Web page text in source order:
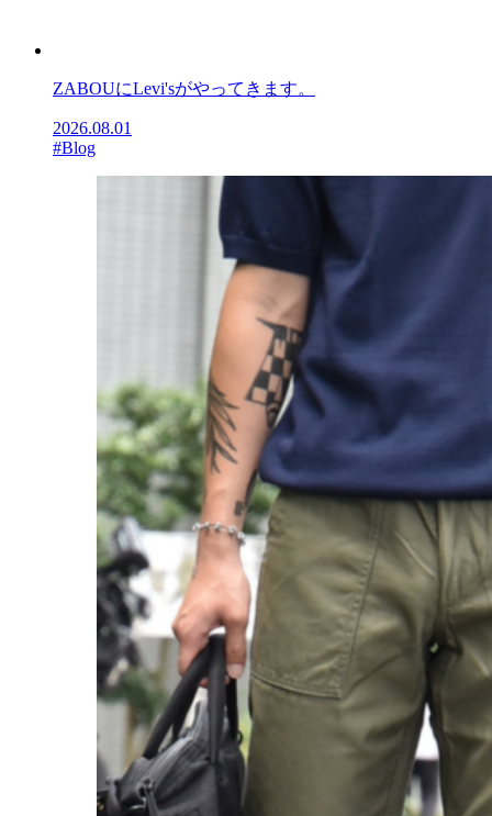
ZABOUにLevi'sがやってきます。
2026.08.01
#Blog